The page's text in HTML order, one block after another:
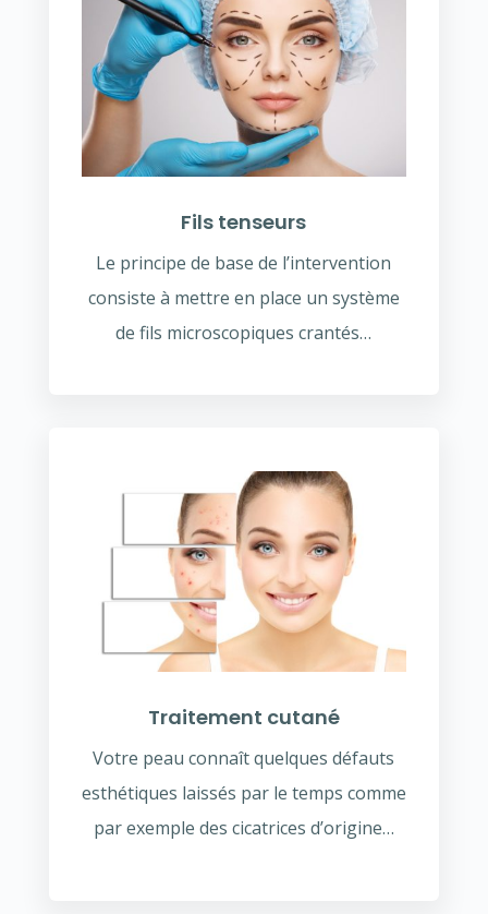
Fils tenseurs
Le principe de base de l’intervention
consiste à mettre en place un système
de fils microscopiques crantés…
Traitement cutané
Votre peau connaît quelques défauts
esthétiques laissés par le temps comme
par exemple des cicatrices d’origine…